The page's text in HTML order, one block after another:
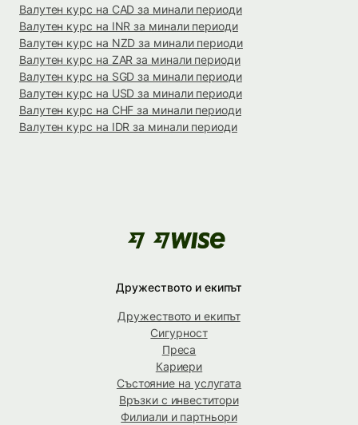
Валутен курс на CAD за минали периоди
Валутен курс на INR за минали периоди
Валутен курс на NZD за минали периоди
Валутен курс на ZAR за минали периоди
Валутен курс на SGD за минали периоди
Валутен курс на USD за минали периоди
Валутен курс на CHF за минали периоди
Валутен курс на IDR за минали периоди
Дружеството и екипът
Дружеството и екипът
Сигурност
Преса
Кариери
Състояние на услугата
Връзки с инвеститори
Филиали и партньори